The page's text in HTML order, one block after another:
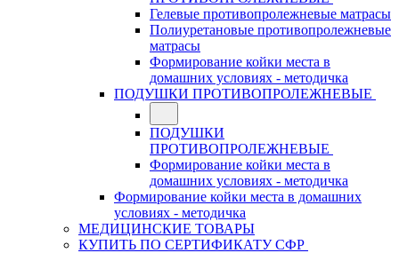
Гелевые противопролежневые матрасы
Полиуретановые противопролежневые
матрасы
Формирование койки места в
домашних условиях - методичка
ПОДУШКИ ПРОТИВОПРОЛЕЖНЕВЫЕ
ПОДУШКИ
ПРОТИВОПРОЛЕЖНЕВЫЕ
Формирование койки места в
домашних условиях - методичка
Формирование койки места в домашних
условиях - методичка
МЕДИЦИНСКИЕ ТОВАРЫ
КУПИТЬ ПО СЕРТИФИКАТУ СФР